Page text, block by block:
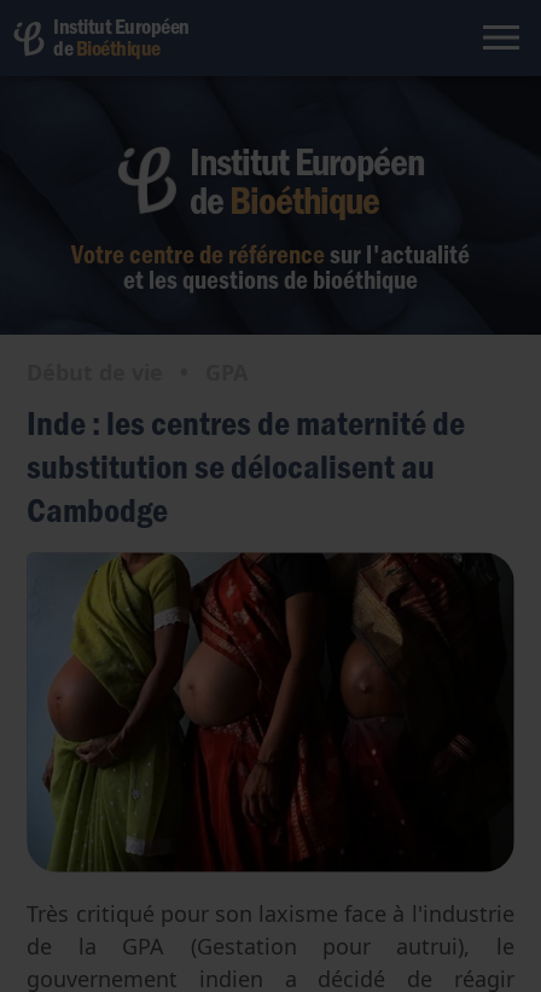
Institut Européen
deBioéthique
Votre centre de référence sur l'actualité
et les questions de bioéthique
Institut Européen
deBioéthique
Inde : les centres de maternité de
substitution se délocalisent au
Cambodge
Très critiqué pour son laxisme face à l'industrie
de la GPA (Gestation pour autrui), le
gouvernement indien a décidé de réagir